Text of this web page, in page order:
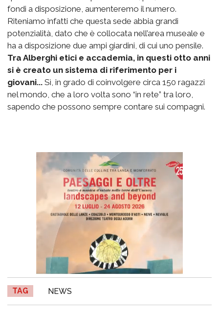
fondi a disposizione, aumenteremo il numero.
Riteniamo infatti che questa sede abbia grandi
potenzialità, dato che è collocata nell’area museale e
ha a disposizione due ampi giardini, di cui uno pensile.
Tra Alberghi etici e accademia, in questi otto anni
si è creato un sistema di riferimento per i
giovani... Sì, in grado di coinvolgere circa 150 ragazzi
nel mondo, che a loro volta sono “in rete” tra loro,
sapendo che possono sempre contare sui compagni.
TAG NEWS